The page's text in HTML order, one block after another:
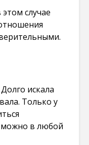
случае
искала
Только у
можно в любой